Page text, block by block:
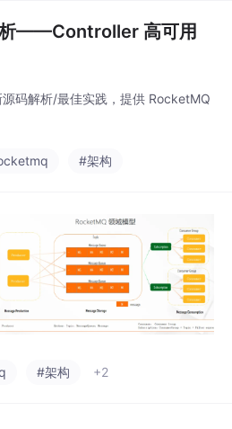
——Controller 高可用
码解析/最佳实践，提供 RocketMQ
#架构
#架构 +2